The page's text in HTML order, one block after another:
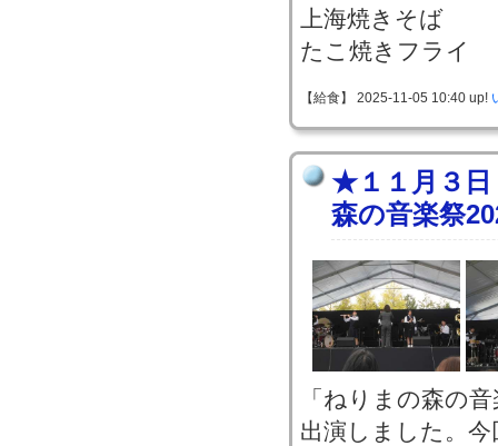
上海焼きそば
たこ焼きフライ
【給食】 2025-11-05 10:40 up!
★１１月３日
森の音楽祭
「ねりまの森の
出演しました。